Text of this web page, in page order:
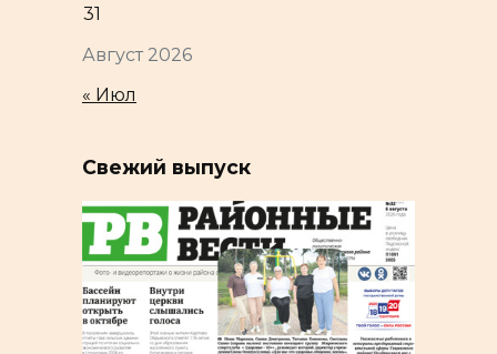
Август 2026
31
« Июл
Свежий выпуск